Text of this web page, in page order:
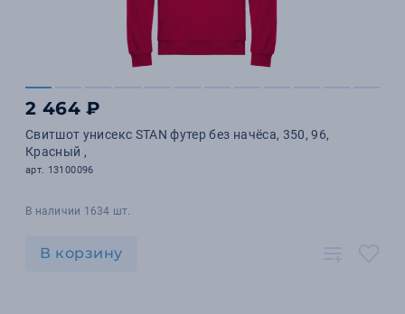
2 464 ₽
Свитшот унисекс STAN футер без начёса, 350, 96,
Красный ,
арт. 13100096
В наличии 1634 шт.
В корзину